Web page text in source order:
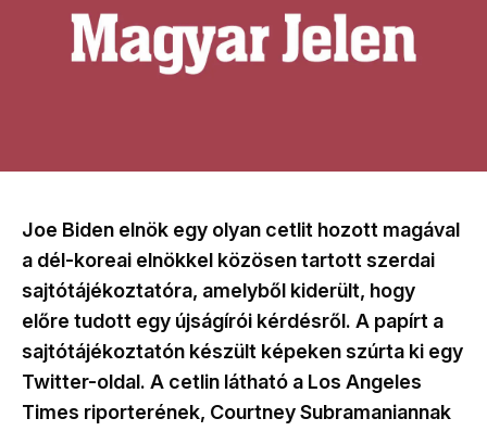
Joe Biden elnök egy olyan cetlit hozott magával
a dél-koreai elnökkel közösen tartott szerdai
sajtótájékoztatóra, amelyből kiderült, hogy
előre tudott egy újságírói kérdésről. A papírt a
sajtótájékoztatón készült képeken szúrta ki egy
Twitter-oldal. A cetlin látható a Los Angeles
Times riporterének, Courtney Subramaniannak